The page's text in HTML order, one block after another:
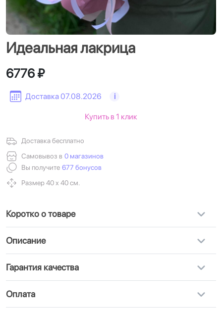
Идеальная лакрица
Доставка 07.08.2026 i
6776 ₽
Доставка бесплатно
Самовывоз в 0 магазинов
Вы получите 677 бонусов
Размер 40 х 40 см.
Купить в 1 клик
Коротко о товаре
Описание
Гарантия качества
Оплата